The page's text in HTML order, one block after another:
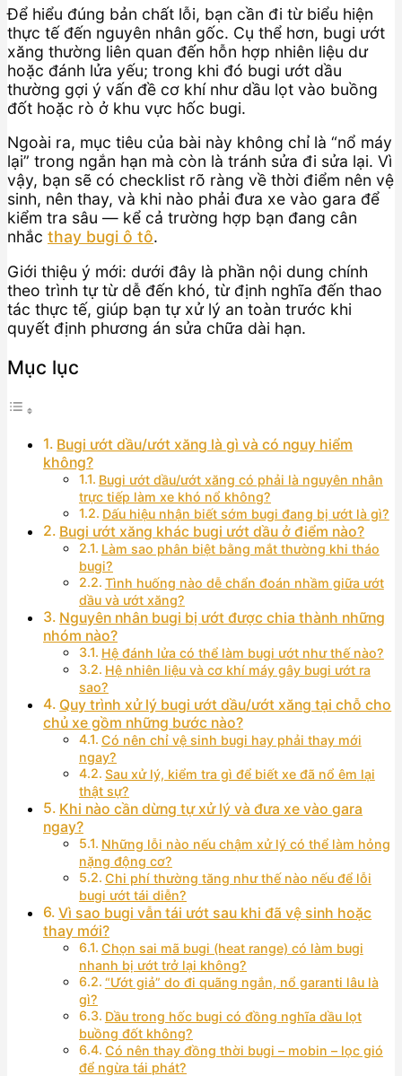
Để hiểu đúng bản chất lỗi, bạn cần đi từ biểu hiện
thực tế đến nguyên nhân gốc. Cụ thể hơn, bugi ướt
xăng thường liên quan đến hỗn hợp nhiên liệu dư
hoặc đánh lửa yếu; trong khi đó bugi ướt dầu
thường gợi ý vấn đề cơ khí như dầu lọt vào buồng
đốt hoặc rò ở khu vực hốc bugi.
Ngoài ra, mục tiêu của bài này không chỉ là “nổ máy
lại” trong ngắn hạn mà còn là tránh sửa đi sửa lại. Vì
vậy, bạn sẽ có checklist rõ ràng về thời điểm nên vệ
sinh, nên thay, và khi nào phải đưa xe vào gara để
kiểm tra sâu — kể cả trường hợp bạn đang cân
nhắc thay bugi ô tô.
Giới thiệu ý mới: dưới đây là phần nội dung chính
theo trình tự từ dễ đến khó, từ định nghĩa đến thao
tác thực tế, giúp bạn tự xử lý an toàn trước khi
quyết định phương án sửa chữa dài hạn.
Mục lục
Bugi ướt dầu/ướt xăng là gì và có nguy hiểm
không?
Bugi ướt dầu/ướt xăng có phải là nguyên nhân
trực tiếp làm xe khó nổ không?
Dấu hiệu nhận biết sớm bugi đang bị ướt là gì?
Bugi ướt xăng khác bugi ướt dầu ở điểm nào?
Làm sao phân biệt bằng mắt thường khi tháo
bugi?
Tình huống nào dễ chẩn đoán nhầm giữa ướt
dầu và ướt xăng?
Nguyên nhân bugi bị ướt được chia thành những
nhóm nào?
Hệ đánh lửa có thể làm bugi ướt như thế nào?
Hệ nhiên liệu và cơ khí máy gây bugi ướt ra
sao?
Quy trình xử lý bugi ướt dầu/ướt xăng tại chỗ cho
chủ xe gồm những bước nào?
Có nên chỉ vệ sinh bugi hay phải thay mới
ngay?
Sau xử lý, kiểm tra gì để biết xe đã nổ êm lại
thật sự?
Khi nào cần dừng tự xử lý và đưa xe vào gara
ngay?
Những lỗi nào nếu chậm xử lý có thể làm hỏng
nặng động cơ?
Chi phí thường tăng như thế nào nếu để lỗi
bugi ướt tái diễn?
Vì sao bugi vẫn tái ướt sau khi đã vệ sinh hoặc
thay mới?
Chọn sai mã bugi (heat range) có làm bugi
nhanh bị ướt trở lại không?
“Ướt giả” do đi quãng ngắn, nổ garanti lâu là
gì?
Dầu trong hốc bugi có đồng nghĩa dầu lọt
buồng đốt không?
Có nên thay đồng thời bugi – mobin – lọc gió
để ngừa tái phát?